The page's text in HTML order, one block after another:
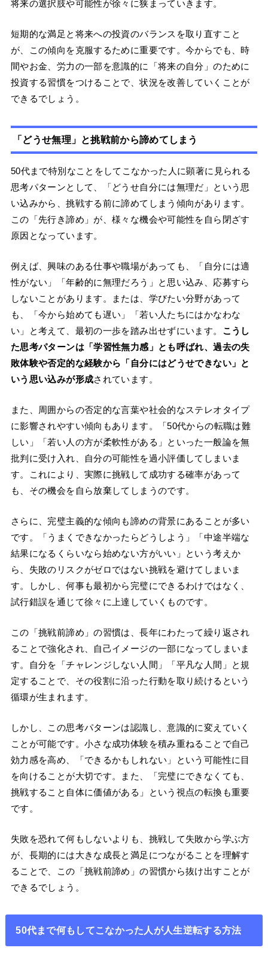
将来の選択肢や可能性が徐々に狭まっていきます。
短期的な満足と将来への投資のバランスを取り直すこと
が、この傾向を克服するために重要です。今からでも、時
間やお金、労力の一部を意識的に「将来の自分」のために
投資する習慣をつけることで、状況を改善していくことが
できるでしょう。
「どうせ無理」と挑戦前から諦めてしまう
50代まで特別なことをしてこなかった人に顕著に見られる
思考パターンとして、「どうせ自分には無理だ」という思
い込みから、挑戦する前に諦めてしまう傾向があります。
この「先行き諦め」が、様々な機会や可能性を自ら閉ざす
原因となっています。
例えば、興味のある仕事や職場があっても、「自分には適
性がない」「年齢的に無理だろう」と思い込み、応募すら
しないことがあります。または、学びたい分野があって
も、「今から始めても遅い」「若い人たちにはかなわな
い」と考えて、最初の一歩を踏み出せずにいます。 こうし
た思考パターンは「学習性無力感」とも呼ばれ、過去の失
敗体験や否定的な経験から「自分にはどうせできない」と
いう思い込みが形成されています。
また、周囲からの否定的な言葉や社会的なステレオタイプ
に影響されやすい傾向もあります。「50代からの転職は難
しい」「若い人の方が柔軟性がある」といった一般論を無
批判に受け入れ、自分の可能性を過小評価してしまいま
す。これにより、実際に挑戦して成功する確率があって
も、その機会を自ら放棄してしまうのです。
さらに、完璧主義的な傾向も諦めの背景にあることが多い
です。「うまくできなかったらどうしよう」「中途半端な
結果になるくらいなら始めない方がいい」という考えか
ら、失敗のリスクがゼロではない挑戦を避けてしまいま
す。しかし、何事も最初から完璧にできるわけではなく、
試行錯誤を通じて徐々に上達していくものです。
この「挑戦前諦め」の習慣は、長年にわたって繰り返され
ることで強化され、自己イメージの一部になってしまいま
す。自分を「チャレンジしない人間」「平凡な人間」と規
定することで、その役割に沿った行動を取り続けるという
循環が生まれます。
しかし、この思考パターンは認識し、意識的に変えていく
ことが可能です。小さな成功体験を積み重ねることで自己
効力感を高め、「できるかもしれない」という可能性に目
を向けることが大切です。また、「完璧にできなくても、
挑戦すること自体に価値がある」という視点の転換も重要
です。
失敗を恐れて何もしないよりも、挑戦して失敗から学ぶ方
が、長期的には大きな成長と満足につながることを理解す
ることで、この「挑戦前諦め」の習慣から抜け出すことが
できるでしょう。
50代まで何もしてこなかった人が人生逆転する方法